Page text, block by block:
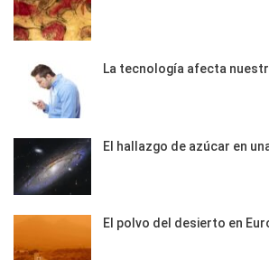
La tecnología afecta
El hallazgo de azúcar en
El polvo del desierto en